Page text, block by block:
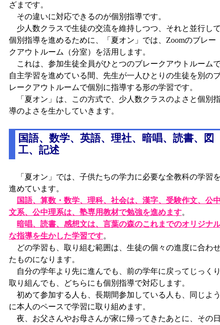
ざまです。
その違いに対応できるのが個別指導です。
少人数クラスで生徒の交流を維持しつつ、それと並行し
個別指導を進めるために、「夏オン」では、Zoomのブレー
クアウトルーム（分室）を活用します。
これは、参加生徒全員がひとつのブレークアウトルーム
自主学習を進めている間、先生が一人ひとりの生徒を別の
レークアウトルームで個別に指導する形の学習です。
「夏オン」は、この方式で、少人数クラスのよさと個別
導のよさを生かしていきます。
国語、数学、英語、理社、暗唱、読書、図
工、記述
「夏オン」では、子供たちの学力に必要な全教科の学習
進めています。
国語、算数・数学、理科、社会は、漢字、受験作文、公
文系、公中理系は、塾専用教材で勉強を進めます。
暗唱、読書、感想文は、言葉の森のこれまでのオリジナ
な指導を生かした学習です。
どの学習も、取り組む範囲は、生徒の個々の進度に合わ
たものになります。
自分の学年より先に進んでも、前の学年に戻ってじっく
取り組んでも、どちらにも個別指導で対応します。
初めて参加する人も、長期間参加している人も、同じよ
に本人のペースで学習に取り組めます。
夜、お父さんやお母さんが家に帰ってきたあとに、その